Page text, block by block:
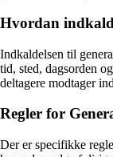
Hvordan
Indkaldelsen til
tid, sted, dagsorden
deltagere modtager
Regler for
Der er specifikke